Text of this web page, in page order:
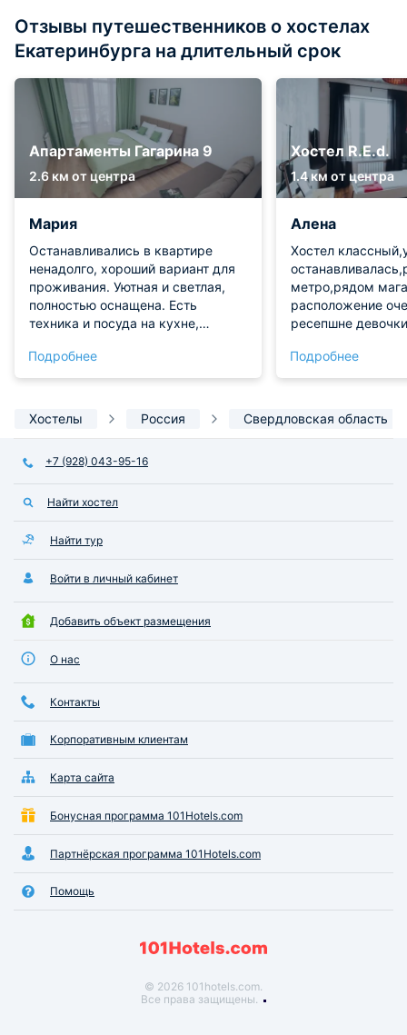
Отзывы путешественников о хостелах
Екатеринбурга на длительный срок
Апартаменты Гагарина 9
2.6 км от центра
Мария
Останавливались в квартире
ненадолго, хороший вариант для
проживания. Уютная и светлая,
полностью оснащена. Есть
техника и посуда на кухне,
комфортно. Расположение
удобное, рядом магазины, кафе.
рекомендуем!
Подробнее
Хостел R.E.d.
1.4 км от центра
Алена
Хостел
метро,рядом
расположение
ресепшне
чисто,есть
рекомендую
Подробнее
Хостелы Россия Свердловская область
+7 (928) 043-95-16
Найти хостел
Найти тур
Войти в личный кабинет
Добавить объект размещения
О нас
Контакты
Корпоративным клиентам
Карта сайта
Бонусная программа 101Hotels.com
Партнёрская программа 101Hotels.com
Помощь
© 2026 101hotels.com.
Все права защищены.